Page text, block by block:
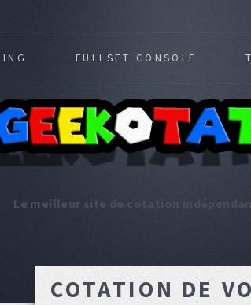
Le meilleur site de cotation
FULLSET CONSOLE
COTATION DE